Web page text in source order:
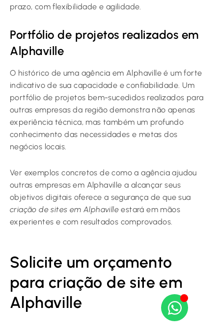
prazo, com flexibilidade e agilidade.
Portfólio de projetos realizados em
Alphaville
O histórico de uma agência em Alphaville é um forte
indicativo de sua capacidade e confiabilidade. Um
portfólio de projetos bem-sucedidos realizados para
outras empresas da região demonstra não apenas
experiência técnica, mas também um profundo
conhecimento das necessidades e metas dos
negócios locais.
Ver exemplos concretos de como a agência ajudou
outras empresas em Alphaville a alcançar seus
objetivos digitais oferece a segurança de que sua
criação de sites em Alphaville estará em mãos
experientes e com resultados comprovados.
Solicite um orçamento
para criação de site em
Alphaville